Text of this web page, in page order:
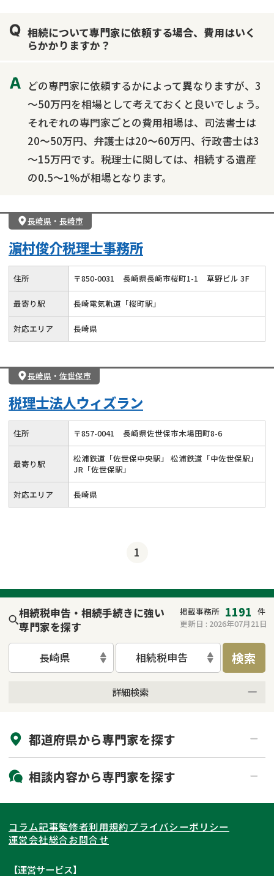
相続について専門家に依頼する場合、費用はいく
らかかりますか？
どの専門家に依頼するかによって異なりますが、3
～50万円を相場として考えておくと良いでしょう。
それぞれの専門家ごとの費用相場は、司法書士は
20～50万円、弁護士は20～60万円、行政書士は3
～15万円です。税理士に関しては、相続する遺産
の0.5～1%が相場となります。
長崎県 ・ 長崎市
濵村俊介税理士事務所
住所 〒850-0031 長崎県長崎市桜町1-1 草野ビル 3F
最寄り駅 長崎電気軌道「桜町駅」
対応エリア 長崎県
長崎県 ・ 佐世保市
税理士法人ウィズラン
住所 〒857-0041 長崎県佐世保市木場田町8-6
最寄り駅
松浦鉄道「佐世保中央駅」 松浦鉄道「中佐世保駅」
JR「佐世保駅」
対応エリア 長崎県
1
相続税申告・相続手続きに強い
専門家を探す
掲載事務所 1191 件
更新日 : 2026年07月21日
長崎県 相続税申告 検索
詳細検索
初回相談無料
土日祝の相談可能
都道府県から専門家を探す
北海道・東北
北海道 青森県
岩手県 宮城県
秋田県
関東
東京都 神奈川県
埼玉県
東海
愛知県
関西
相談内容から専門家を探す
相続登記
遺産分割
コラム記事監修者利用規約プライバシーポリシー
運営会社総合お問合せ
【運営サービス】